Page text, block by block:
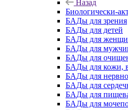
Назад
Биологически-
БАДы для зрения
БАДы для детей
БАДы для
БАДы для
БАДы для
БАДы для кожи,
БАДы для
БАДы для
БАДы для
БАДы для